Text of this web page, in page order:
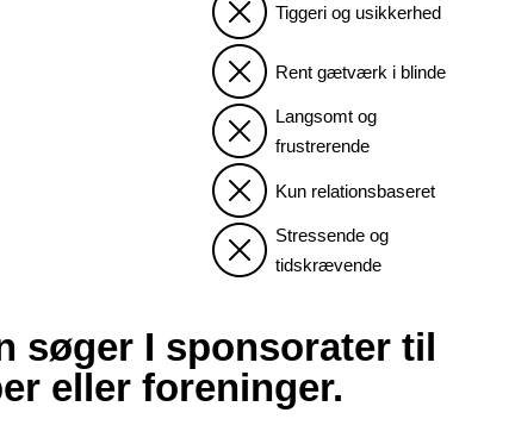
Tiggeri og usikkerhed
Rent gætværk i blinde
Langsomt og
frustrerende
Kun relationsbaseret
Stressende og
tidskrævende
søger I sponsorater til
eller foreninger.